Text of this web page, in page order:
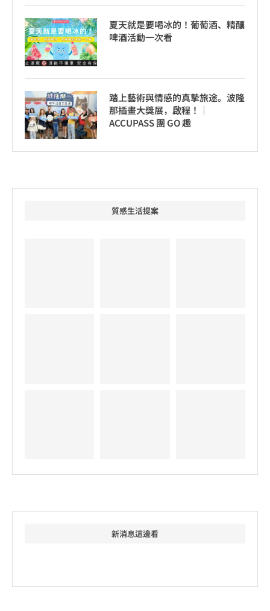
夏天就是要喝冰的！葡萄酒、精釀
啤酒活動一次看
踏上藝術與情感的真摯旅途。波隆
那插畫大獎展，啟程！│
ACCUPASS 團 GO 趣
質感生活提案
新消息這邊看